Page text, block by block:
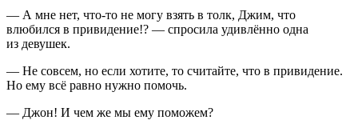
— А мне нет, что-то не могу взять в толк, Джим, что
влюбился в привидение!? — спросила удивлённо одна
из девушек.
— Не совсем, но если хотите, то считайте, что в привидение.
Но ему всё равно нужно помочь.
— Джон! И чем же мы ему поможем?